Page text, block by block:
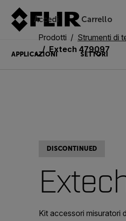
Accedi UnreadCarrello
Modello
Rimuovi
articoli
articolo
Aggiungi al carrello
Aggiunto al carrello
APPLICAZIONI SETTORI
Prodotti Strumenti di
Extech 479097
DISCONTINUED
Kit accessori misuratori